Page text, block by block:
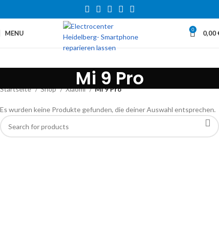
MENU 0 0,00
Mi 9 Pro
Startseite Shop Xiaomi Mi 9 Pro
Es wurden keine Produkte gefunden, die deiner Auswahl entsprechen.